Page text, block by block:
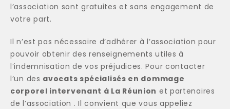
l’association sont gratuites et sans engagement de
votre part.
Il n’est pas nécessaire d’adhérer à l’association pour
pouvoir obtenir des renseignements utiles à
l’indemnisation de vos préjudices. Pour contacter
l’un des avocats spécialisés en dommage
corporel intervenant à La Réunion et partenaires
de l’association . Il convient que vous appeliez